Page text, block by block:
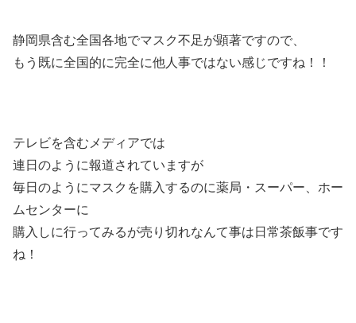
静岡県含む全国各地でマスク不足が顕著ですので、
もう既に全国的に完全に他人事ではない感じですね！！
テレビを含むメディアでは
連日のように報道されていますが
毎日のようにマスクを購入するのに薬局・スーパー、ホー
ムセンターに
購入しに行ってみるが売り切れなんて事は日常茶飯事です
ね！